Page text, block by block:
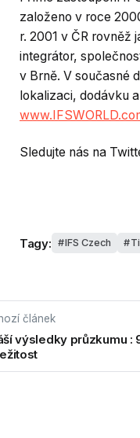
založeno v roce
r. 2001 v ČR
integrátor,
v Brně. V současné
lokalizaci, dodávku
Sledujte nás na
Tagy: IFS Czech
článek
výsledky průzkumu